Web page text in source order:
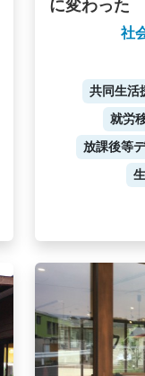
に変わった
社
共同生活
就労
放課後等